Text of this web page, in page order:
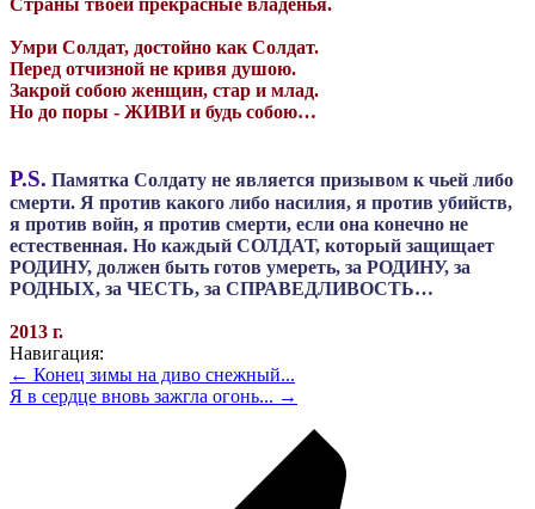
Страны твоей прекрасные владенья.
Умри Солдат, достойно как Солдат.
Перед отчизной не кривя душою.
Закрой собою женщин, стар и млад.
Но до поры - ЖИВИ и будь собою…
P.S. Памятка Солдату не является призывом к чьей либо
смерти. Я против какого либо насилия, я против убийств,
я против войн, я против смерти, если она конечно не
естественная. Но каждый СОЛДАТ, который защищает
РОДИНУ, должен быть готов умереть, за РОДИНУ, за
РОДНЫХ, за ЧЕСТЬ, за СПРАВЕДЛИВОСТЬ…
2013 г.
Навигация:
← Конец зимы на диво снежный...
Я в сердце вновь зажгла огонь... →